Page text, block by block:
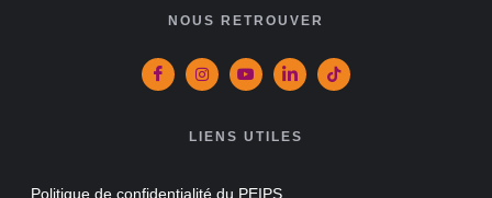
NOUS RETROUVER
LIENS UTILES
Politique de confidentialité du PEIPS